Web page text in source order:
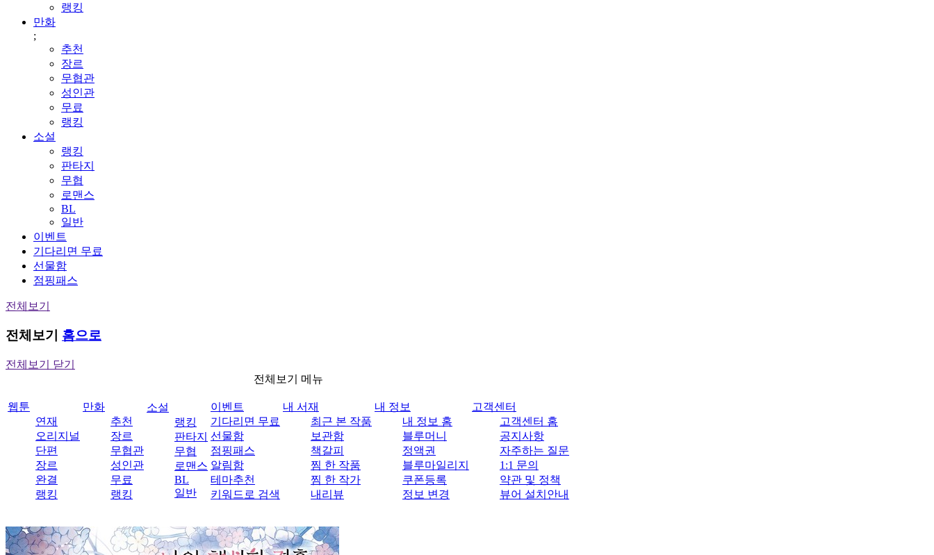
랭킹
만화
;
추천
장르
무협관
성인관
무료
랭킹
소설
랭킹
판타지
무협
로맨스
BL
일반
이벤트
기다리면 무료
선물함
점핑패스
전체보기
전체보기 홈으로
전체보기 닫기
전체보기 메뉴
웹툰
연재
오리지널
단편
장르
완결
랭킹
만화
추천
장르
무협관
성인관
무료
랭킹
소설
랭킹
판타지
무협
로맨스
BL
일반
이벤트
기다리면 무료
선물함
점핑패스
알림함
테마추천
키워드로 검색
내 서재
최근 본 작품
보관함
책갈피
찜 한 작품
찜 한 작가
내리뷰
내 정보
내 정보 홈
블루머니
정액권
블루마일리지
쿠폰등록
정보 변경
고객센터
고객센터 홈
공지사항
자주하는 질문
1:1 문의
약관 및 정책
뷰어 설치안내